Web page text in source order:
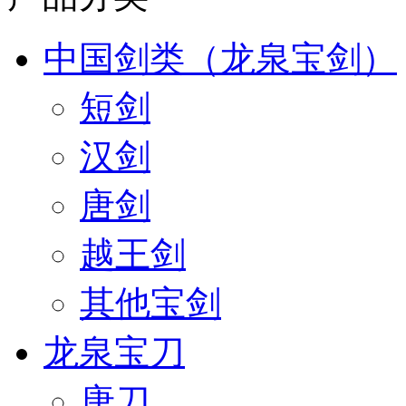
中国剑类（龙泉宝剑）
短剑
汉剑
唐剑
越王剑
其他宝剑
龙泉宝刀